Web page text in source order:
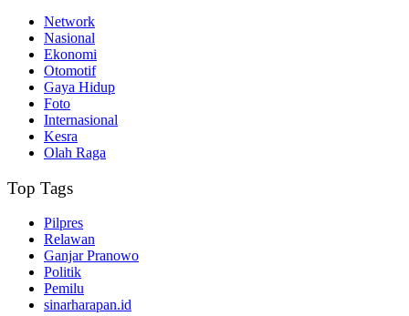
Network
Nasional
Ekonomi
Otomotif
Gaya Hidup
Foto
Internasional
Kesra
Olah Raga
Top Tags
Pilpres
Relawan
Ganjar Pranowo
Politik
Pemilu
sinarharapan.id